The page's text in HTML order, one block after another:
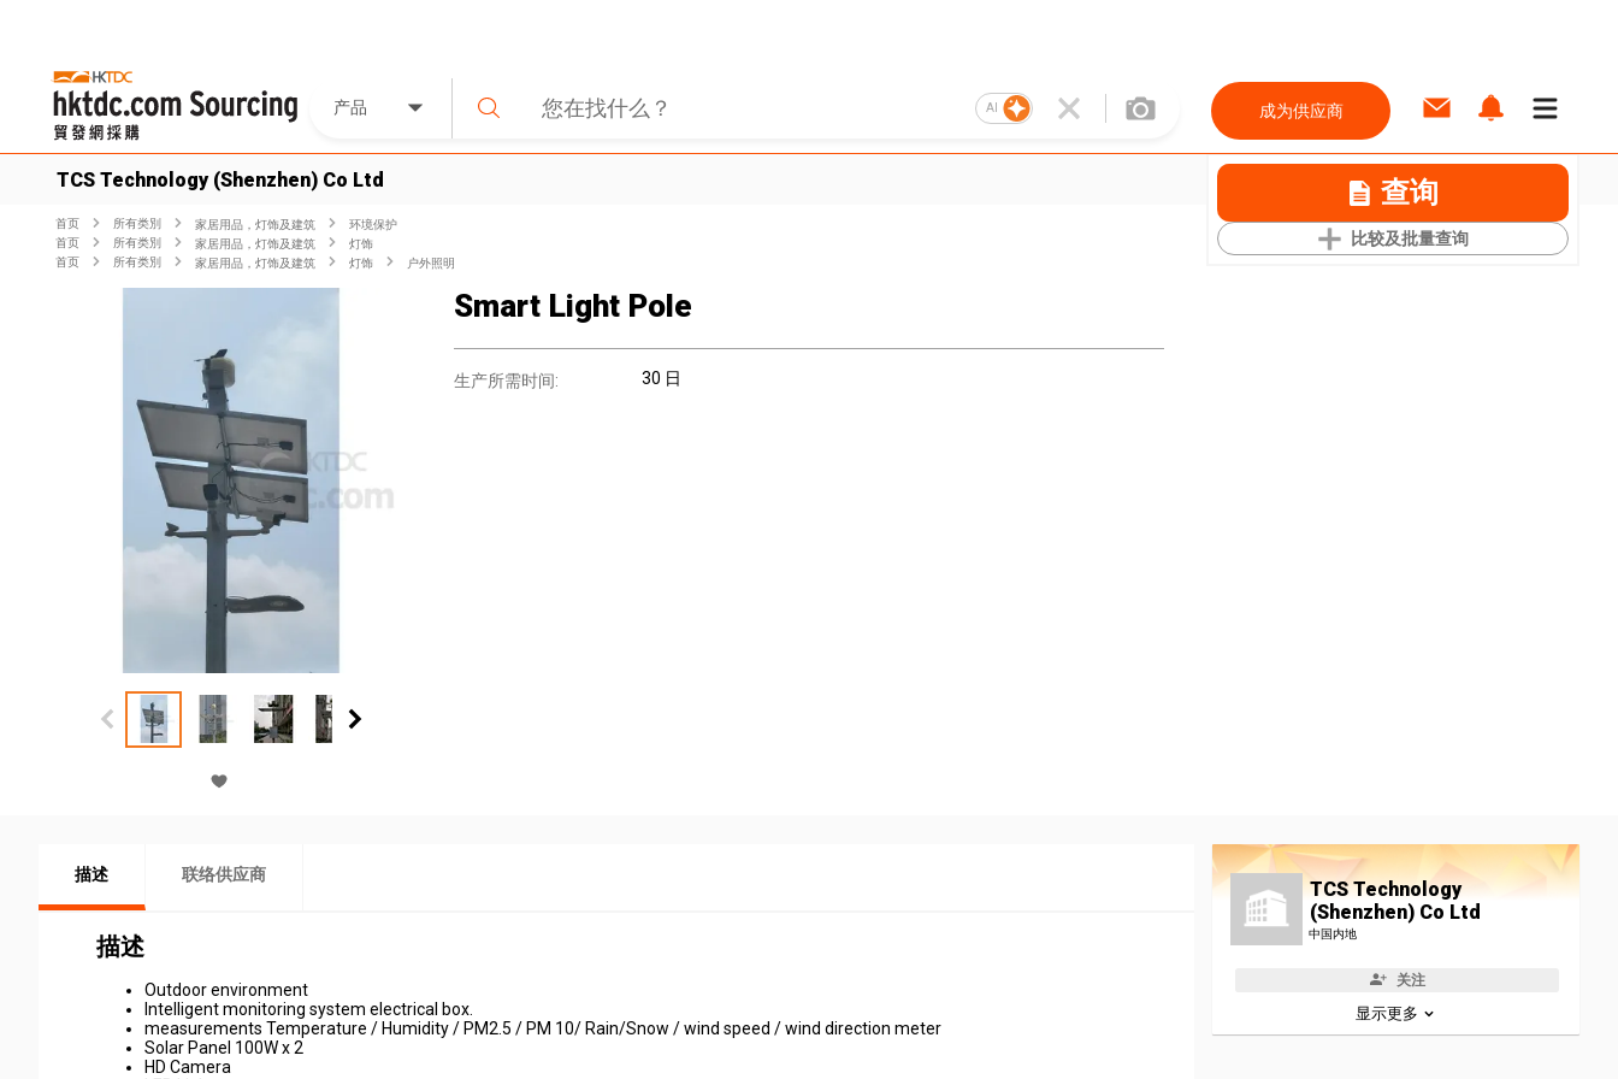
产品 AI 成为供应商
TCS Technology (Shenzhen) Co Ltd 查询
比较及批量查询
首页 所有类別 家居用品，灯饰及建筑
环境保护
首页
所有类別 家居用品，灯饰及建筑
灯饰
首页
所有类別 家居用品，灯饰及建筑 灯饰 户外照明
Smart Light Pole
生产所需时间: 30 日
描述 联络供应商
描述
Outdoor environment
Intelligent monitoring system electrical box.
measurements Temperature / Humidity / PM2.5 / PM 10/ Rain/Snow / wind speed / wind direction meter
Solar Panel 100W x 2
HD Camera
TCS Technology
(Shenzhen) Co Ltd
中国内地
关注
显示更多